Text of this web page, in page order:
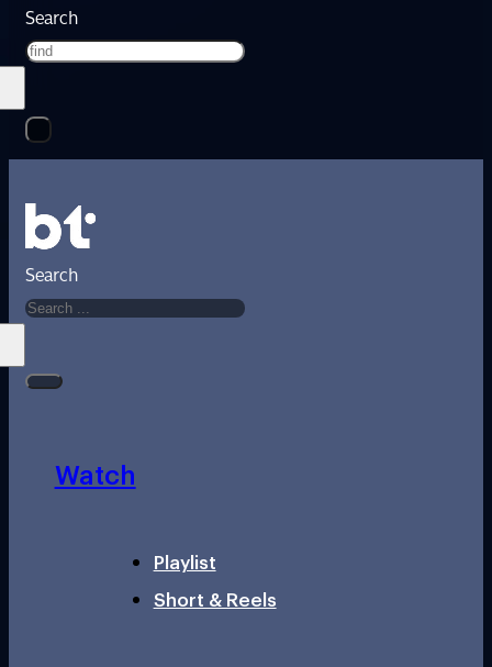
Search
Search
Watch
Playlist
Short & Reels